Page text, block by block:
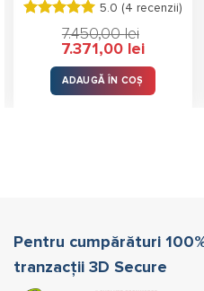
Evaluat la
stele
5.0 (4 recenzii)
7.450,00lei
Prețul
inițial
a
fost:
7.450,00 lei.
7.371,00 leiPrețul
curent
este:
ADAUGĂ ÎN COȘ
Pentru cumpărături
tranzacții 3D Secure